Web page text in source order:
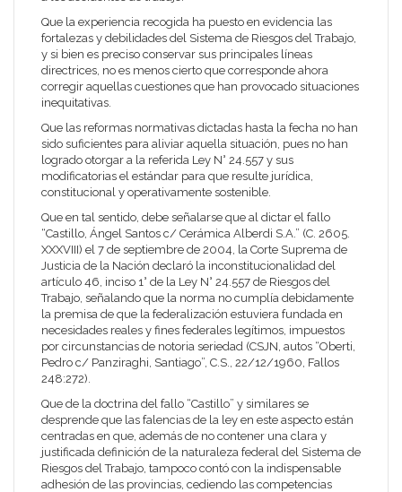
Que la experiencia recogida ha puesto en evidencia las
fortalezas y debilidades del Sistema de Riesgos del Trabajo,
y si bien es preciso conservar sus principales líneas
directrices, no es menos cierto que corresponde ahora
corregir aquellas cuestiones que han provocado situaciones
inequitativas.
Que las reformas normativas dictadas hasta la fecha no han
sido suficientes para aliviar aquella situación, pues no han
logrado otorgar a la referida Ley N° 24.557 y sus
modificatorias el estándar para que resulte jurídica,
constitucional y operativamente sostenible.
Que en tal sentido, debe señalarse que al dictar el fallo
“Castillo, Ángel Santos c/ Cerámica Alberdi S.A.” (C. 2605.
XXXVIII) el 7 de septiembre de 2004, la Corte Suprema de
Justicia de la Nación declaró la inconstitucionalidad del
artículo 46, inciso 1° de la Ley N° 24.557 de Riesgos del
Trabajo, señalando que la norma no cumplía debidamente
la premisa de que la federalización estuviera fundada en
necesidades reales y fines federales legítimos, impuestos
por circunstancias de notoria seriedad (CSJN, autos “Oberti,
Pedro c/ Panziraghi, Santiago”, C.S., 22/12/1960, Fallos
248:272).
Que de la doctrina del fallo “Castillo” y similares se
desprende que las falencias de la ley en este aspecto están
centradas en que, además de no contener una clara y
justificada definición de la naturaleza federal del Sistema de
Riesgos del Trabajo, tampoco contó con la indispensable
adhesión de las provincias, cediendo las competencias